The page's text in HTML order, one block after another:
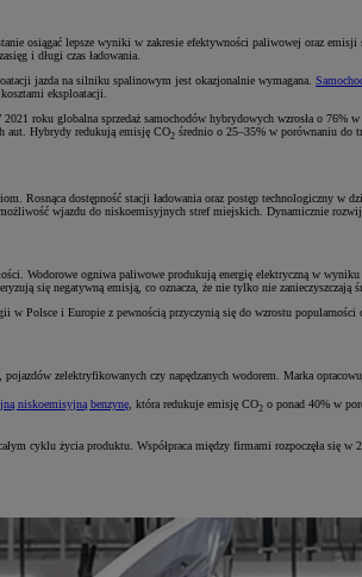
osiągać lepsze wyniki w zakresie efektywności paliwowej oraz
i długi czas ładowania.
jazda na silniku spalinowym jest okazjonalnie wymagana.
eksploatacji.
roku globalna sprzedaż samochodów hybrydowych wzrosła o
aut. Hybrydy redukują emisję CO2 średnio o 25–35% w porównaniu do
Rosnąca dostępność stacji ładowania oraz postęp technologiczny w
wjazdu do niskoemisyjnych stref miejskich. Dynamicznie
Wodorowe ogniwa paliwowe produkują energię elektryczną w
się negatywną emisją, co oznacza, że nie tylko nie
w Polsce i Europie z pewnością przyczynią się do wzrostu popularności
zelektryfikowanych czy napędzanych wodorem. Marka
niskoemisyjną benzynę , która redukuje emisję CO2 o ponad 40% w
cyklu życia produktu. Współpraca między firmami rozpoczęła się